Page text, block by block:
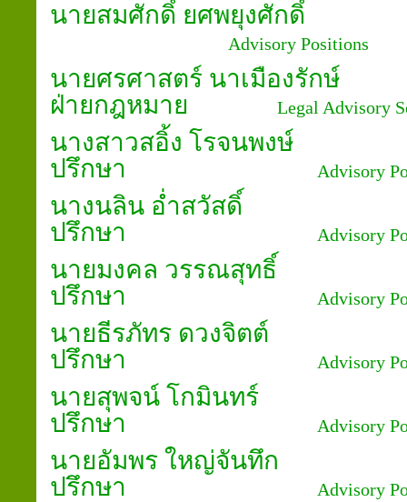
นายสมศักดิ์ ยศพยุ
Advisory Positions
นายศรศาสตร์ นาเมื
ฝ่ายกฎหมาย
Legal Advisory
นางสาวสอิ้ง โร
ปรึกษา
Advisory
นางนลิน อ่ำ
ปรึกษา
Advisory
นายมงคล วรร
ปรึกษา
Advisory
นายธีรภัทร ดว
ปรึกษา
Advisory
นายสุพจน์ โก
ปรึกษา
Advisory
นายอัมพร ใหญ่
ปรึกษา
Advisory